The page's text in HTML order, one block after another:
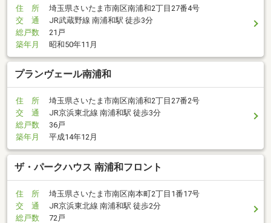
住 所
埼玉県さいたま市南区南浦和2丁目27番4号
交 通
JR武蔵野線 南浦和駅 徒歩3分
総戸数
21戸
築年月
昭和50年11月
プランヴェール南浦和
住 所
埼玉県さいたま市南区南浦和2丁目27番2号
交 通
JR京浜東北線 南浦和駅 徒歩3分
総戸数
36戸
築年月
平成14年12月
ザ・パークハウス 南浦和フロント
住 所
埼玉県さいたま市南区南本町2丁目1番17号
交 通
JR京浜東北線 南浦和駅 徒歩2分
総戸数
72戸